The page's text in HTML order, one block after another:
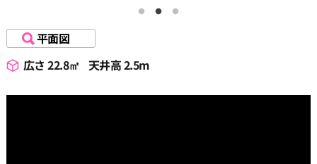
19:00
平面図
広さ 22.8㎡ 天井高 2.5m